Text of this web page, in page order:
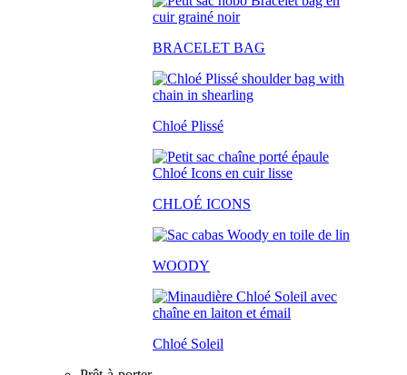
BRACELET BAG
Chloé Plissé
CHLOÉ ICONS
WOODY
Chloé Soleil